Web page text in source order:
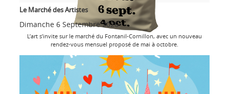
Le Marché des Artistes
Dimanche 6 Septembre 2026
L’art s’invite sur le marché du Fontanil-Cornillon, avec un nouveau
rendez-vous mensuel proposé de mai à octobre.